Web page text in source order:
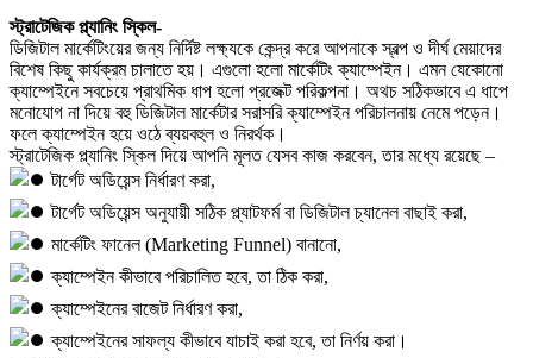
স্ট্রাটেজিক প্ল্যানিং স্কিল-
ডিজিটাল মার্কেটিংয়ের জন্য নির্দিষ্ট লক্ষ্যকে কেন্দ্র করে আপনাকে স্বল্প ও দীর্ঘ মেয়াদের
বিশেষ কিছু কার্যক্রম চালাতে হয়। এগুলো হলো মার্কেটিং ক্যাম্পেইন। এমন যেকোনো
ক্যাম্পেইনে সবচেয়ে প্রাথমিক ধাপ হলো প্রজেক্ট পরিকল্পনা। অথচ সঠিকভাবে এ ধাপে
মনোযোগ না দিয়ে বহু ডিজিটাল মার্কেটার সরাসরি ক্যাম্পেইন পরিচালনায় নেমে পড়েন।
ফলে ক্যাম্পেইন হয়ে ওঠে ব্যয়বহুল ও নিরর্থক।
স্ট্রাটেজিক প্ল্যানিং স্কিল দিয়ে আপনি মূলত যেসব কাজ করবেন, তার মধ্যে রয়েছে –
টার্গেট অডিয়েন্স নির্ধারণ করা,
টার্গেট অডিয়েন্স অনুযায়ী সঠিক প্ল্যাটফর্ম বা ডিজিটাল চ্যানেল বাছাই করা,
মার্কেটিং ফানেল (Marketing Funnel) বানানো,
ক্যাম্পেইন কীভাবে পরিচালিত হবে, তা ঠিক করা,
ক্যাম্পেইনের বাজেট নির্ধারণ করা,
ক্যাম্পেইনের সাফল্য কীভাবে যাচাই করা হবে, তা নির্ণয় করা।